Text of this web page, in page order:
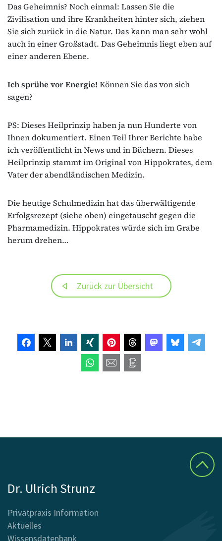
Das Geheimnis? Noch einmal: Lassen Sie die
Zivilisation und ihre Krankheiten hinter sich, ziehen
Sie sich zurück in die Natur. Das kann man sehr wohl
auch in einer Großstadt. Das Geheimnis liegt eben auf
einer anderen Ebene.
Ich sprühe vor Energie! Können Sie das von sich
sagen?
PS: Dieses Heilprinzip haben ja nun Hunderte von
Ihnen dokumentiert. Einen Teil Ihrer Berichte habe
ich veröffentlicht in News und in Büchern. Dieses
Heilprinzip stammt im Original von Hippokrates, dem
Vater der abendländischen Medizin.
Die heutige Schulmedizin hat das überwältigende
Erfolgsrezept (siehe oben) eingetauscht gegen die
Pharmamedizin. Hippokrates würde sich im Grabe
herum drehen…
Zurück zur Übersicht
Dr. Ulrich Strunz
Privatpraxis Information
Aktuelles
Wissensdatenbank